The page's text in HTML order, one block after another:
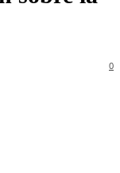
0